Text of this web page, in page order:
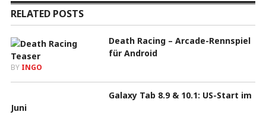
RELATED POSTS
Death Racing – Arcade-Rennspiel
für Android
BY INGO
Galaxy Tab 8.9 & 10.1: US-Start im
Juni